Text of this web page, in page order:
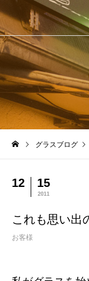
グラスブログ
12 15
2011
これも思い出
お客様